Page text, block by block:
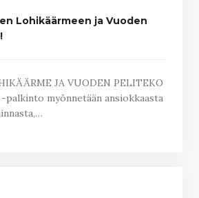
Lohikäärmeen ja Vuoden
JA VUODEN PELITEKO
myönnetään ansiokkaasta